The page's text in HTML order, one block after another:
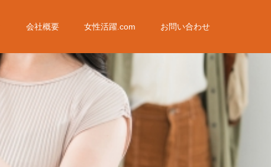
会社概要 女性活躍.com お問い合わせ